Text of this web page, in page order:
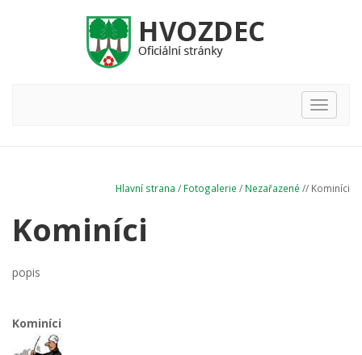
Hlavní
nabídka
Hlavní strana / Fotogalerie / Nezařazené // Kominíci
Kominíci
popis
Kominíci